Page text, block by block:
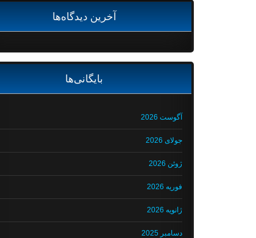
آخرین دیدگاه‌ها
بایگانی‌ها
آگوست 2026
جولای 2026
ژوئن 2026
فوریه 2026
ژانویه 2026
دسامبر 2025